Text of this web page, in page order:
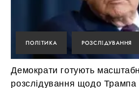
ПОЛІТИКА РОЗСЛІДУВАННЯ
Демократи готують
розслідування щодо Трампа